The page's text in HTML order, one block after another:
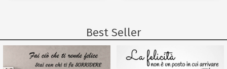
Best Seller